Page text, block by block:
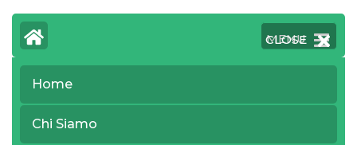
MENU
CLOSE
Home
Chi Siamo
>